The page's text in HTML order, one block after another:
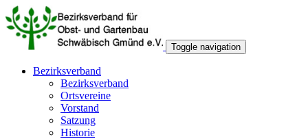
Toggle navigation
Bezirksverband
Bezirksverband
Ortsvereine
Vorstand
Satzung
Historie